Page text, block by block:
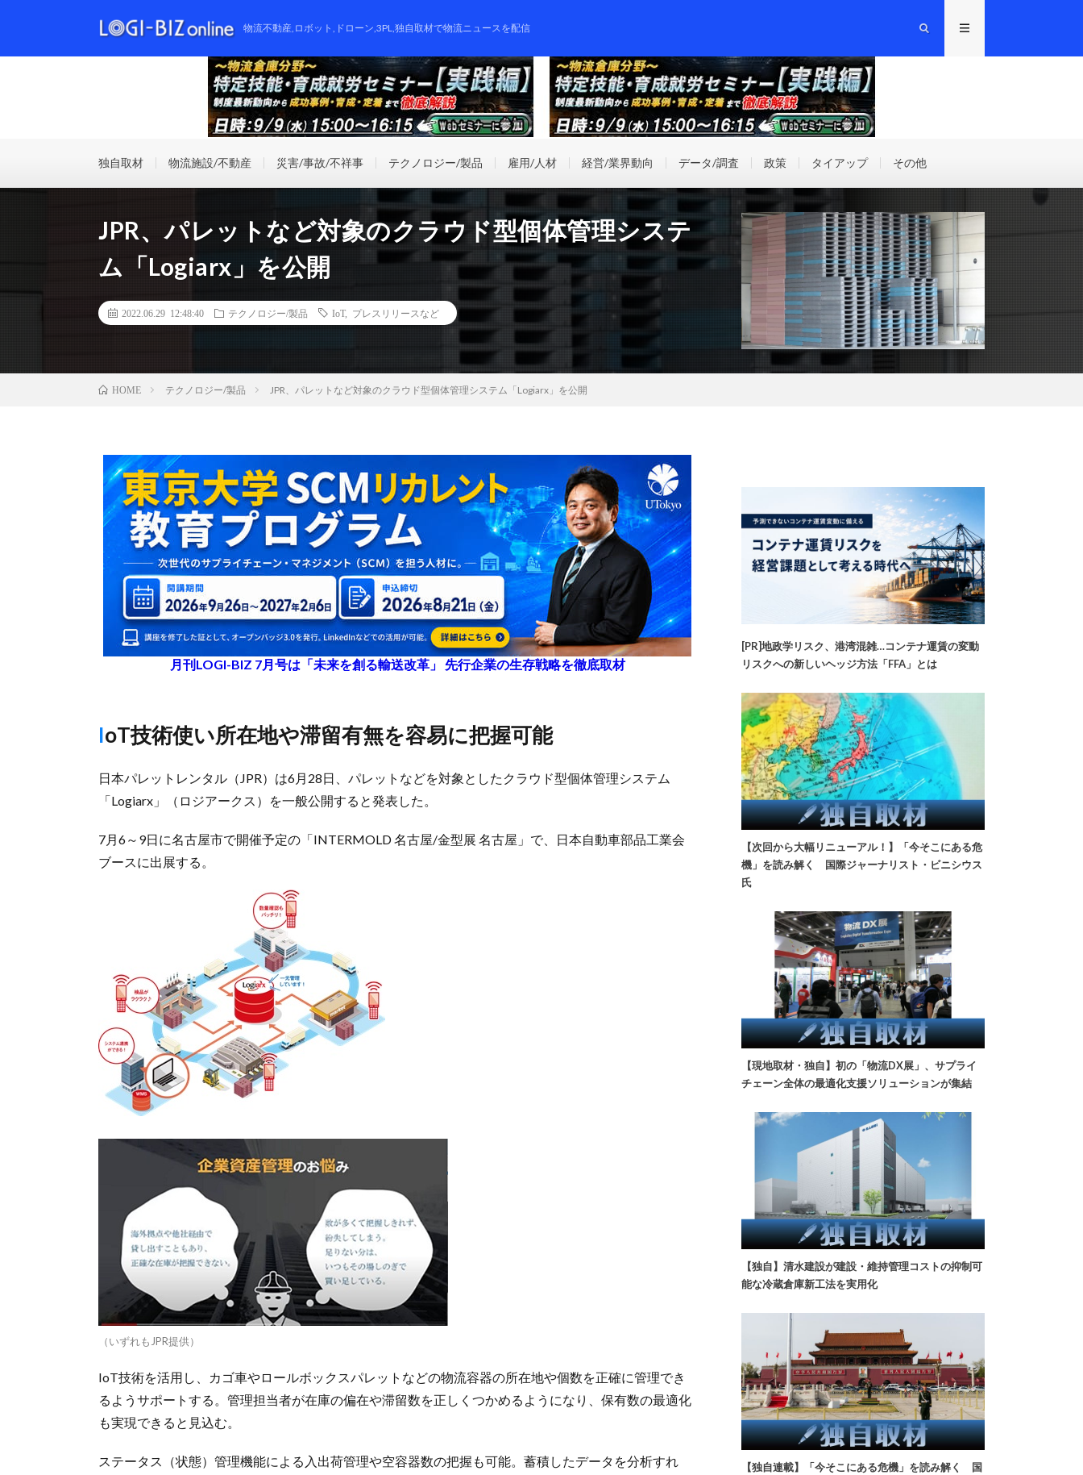
物流不動産,ロボット,ドローン,3PL,独自取材で物流ニュースを配信
独自取材 物流施設/不動産 災害/事故/不祥事 テクノロジー/製品 雇用/人材 経営/業界動向 データ/調査 政策 タイアップ その他
JPR、パレットなど対象のクラウド型個体管理システ
ム「Logiarx」を公開
2022.06.29 12:48:40 テクノロジー/製品 IoT, プレスリリースなど
HOME テクノロジー/製品 JPR、パレットなど対象のクラウド型個体管理システム「Logiarx」を公開
月刊LOGI-BIZ 7月号は「未来を創る輸送改革」 先行企業の生存戦略を徹底取材
IoT技術使い所在地や滞留有無を容易に把握可能
日本パレットレンタル（JPR）は6月28日、パレットなどを対象としたクラウド型個体管理システム
「Logiarx」（ロジアークス）を一般公開すると発表した。
7月6～9日に名古屋市で開催予定の「INTERMOLD 名古屋/金型展 名古屋」で、日本自動車部品工業会
ブースに出展する。
（いずれもJPR提供）
IoT技術を活用し、カゴ車やロールボックスパレットなどの物流容器の所在地や個数を正確に管理でき
るようサポートする。管理担当者が在庫の偏在や滞留数を正しくつかめるようになり、保有数の最適化
も実現できると見込む。
ステータス（状態）管理機能による入出荷管理や空容器数の把握も可能。蓄積したデータを分析すれ
[PR]地政学リスク、港湾混雑…コンテナ運賃の変動
リスクへの新しいヘッジ方法「FFA」とは
【次回から大幅リニューアル！】「今そこにある危
機」を読み解く 国際ジャーナリスト・ビニシウス
氏
【現地取材・独自】初の「物流DX展」、サプライ
チェーン全体の最適化支援ソリューションが集結
【独自】清水建設が建設・維持管理コストの抑制可
能な冷蔵倉庫新工法を実用化
【独自連載】「今そこにある危機」を読み解く 国